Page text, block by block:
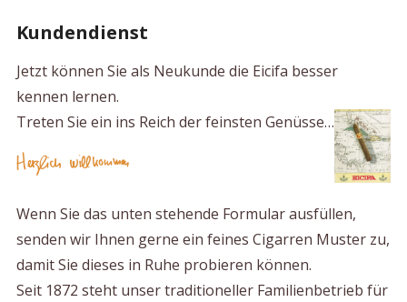
Kundendienst
Jetzt können Sie als Neukunde die Eicifa besser
kennen lernen.
Treten Sie ein ins Reich der feinsten Genüsse…
Wenn Sie das unten stehende Formular ausfüllen,
senden wir Ihnen gerne ein feines Cigarren Muster zu,
damit Sie dieses in Ruhe probieren können.
Seit 1872 steht unser traditioneller Familienbetrieb für